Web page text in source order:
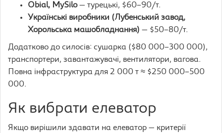
Obial, MySilo— турецькі, $60–90/т.
Українські виробники (Лубенський завод,
Хорольська машобладнання) — $50–80/т.
Додатково до силосів: сушарка ($80 000–300 000),
транспортери, завантажувачі, вентилятори, вагова.
Повна інфраструктура для 2 000 т ≈ $250 000–500
000.
Як вибрати елеватор
Якщо вирішили здавати на елеватор — критерії